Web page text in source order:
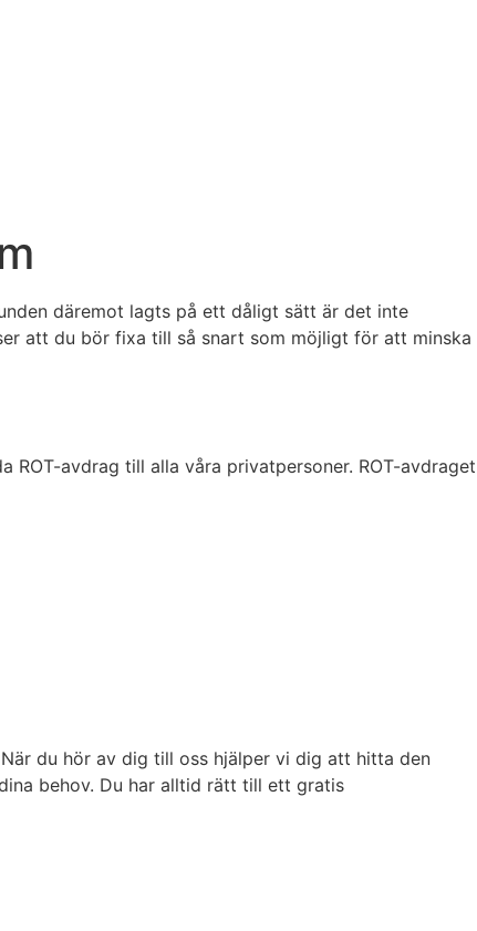
däremot lagts på ett dåligt sätt är det inte
att du bör fixa till så snart som möjligt för att minska
avdrag till alla våra privatpersoner. ROT-avdraget
du hör av dig till oss hjälper vi dig att hitta den
behov. Du har alltid rätt till ett gratis